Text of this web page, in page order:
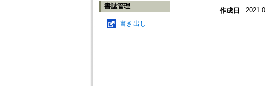
書誌管理
書き出し
作成日